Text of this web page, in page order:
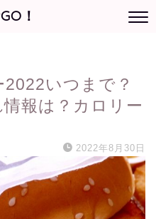
！
いつまで？
報は？カロリー
2022年8月30日